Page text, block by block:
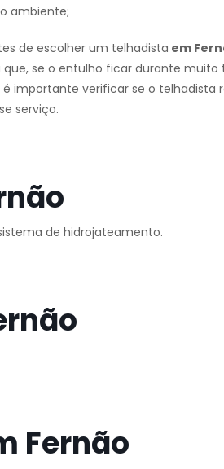
ambiente;
de escolher um telhadista em
se o entulho ficar durante muito
importante verificar se o telhadista
serviço.
de hidrojateamento.
Fernão